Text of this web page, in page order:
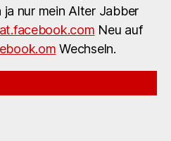
ja nur mein Alter Jabber
Neu auf
Wechseln.